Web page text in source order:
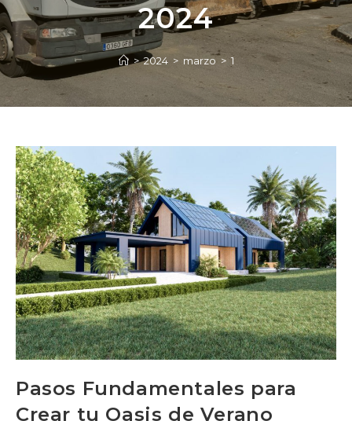
2024
> 2024 > marzo > 1
Pasos Fundamentales para
Crear tu Oasis de Verano